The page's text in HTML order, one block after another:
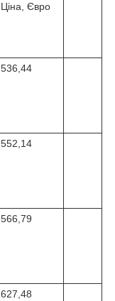
Ціна, Євро
536,44
552,14
566,79
627,48